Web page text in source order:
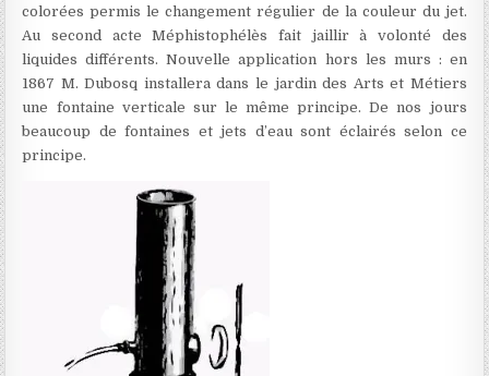
colorées permis le changement régulier de la couleur du jet.
Au second acte Méphistophélès fait jaillir à volonté des
liquides différents. Nouvelle application hors les murs : en
1867 M. Dubosq installera dans le jardin des Arts et Métiers
une fontaine verticale sur le même principe. De nos jours
beaucoup de fontaines et jets d’eau sont éclairés selon ce
principe.